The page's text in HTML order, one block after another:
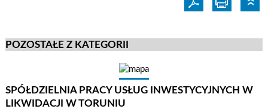
POZOSTAŁE Z KATEGORII
SPÓŁDZIELNIA PRACY USŁUG INWESTYCYJNYCH W
LIKWIDACJI W TORUNIU